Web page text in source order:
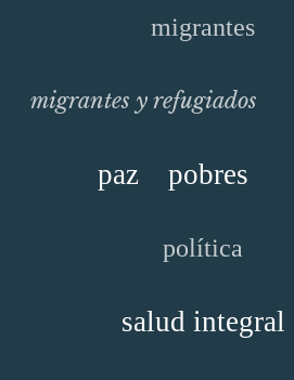
migrantes
migrantes y refugiados
paz pobres
política
salud integral